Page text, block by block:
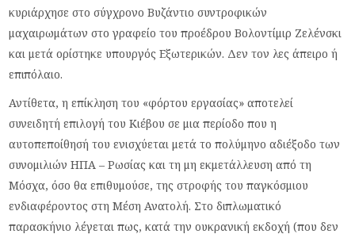
κυριάρχησε στο σύγχρονο Βυζάντιο συντροφικών
μαχαιρωμάτων στο γραφείο του προέδρου Βολοντίμιρ Ζελένσκι
και μετά ορίστηκε υπουργός Εξωτερικών. Δεν τον λες άπειρο ή
επιπόλαιο.
Αντίθετα, η επίκληση του «φόρτου εργασίας» αποτελεί
συνειδητή επιλογή του Κιέβου σε μια περίοδο που η
αυτοπεποίθησή του ενισχύεται μετά το πολύμηνο αδιέξοδο των
συνομιλιών ΗΠΑ – Ρωσίας και τη μη εκμετάλλευση από τη
Μόσχα, όσο θα επιθυμούσε, της στροφής του παγκόσμιου
ενδιαφέροντος στη Μέση Ανατολή. Στο διπλωματικό
παρασκήνιο λέγεται πως, κατά την ουκρανική εκδοχή (που δεν